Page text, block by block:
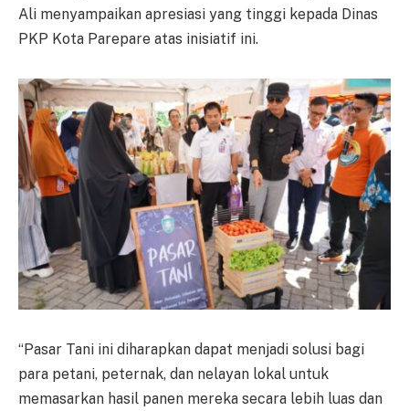
Ali menyampaikan apresiasi yang tinggi kepada Dinas
PKP Kota Parepare atas inisiatif ini.
“Pasar Tani ini diharapkan dapat menjadi solusi bagi
para petani, peternak, dan nelayan lokal untuk
memasarkan hasil panen mereka secara lebih luas dan